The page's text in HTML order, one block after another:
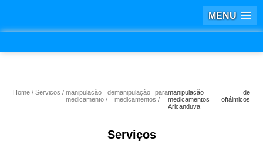
MENU
Home Serviços
manipulação de
medicamento
manipulação para
medicamentos
manipulação de
medicamentos oftálmicos
Aricanduva
Serviços